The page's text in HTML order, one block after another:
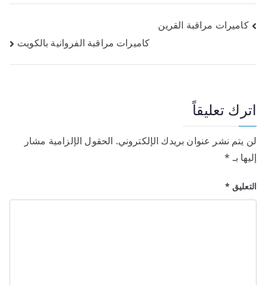
كاميرات مراقبة القرين
كاميرات مراقبة الفروانية بالكويت
اترك تعليقاً
لن يتم نشر عنوان بريدك الإلكتروني. الحقول الإلزامية مشار
إليها بـ *
التعليق *